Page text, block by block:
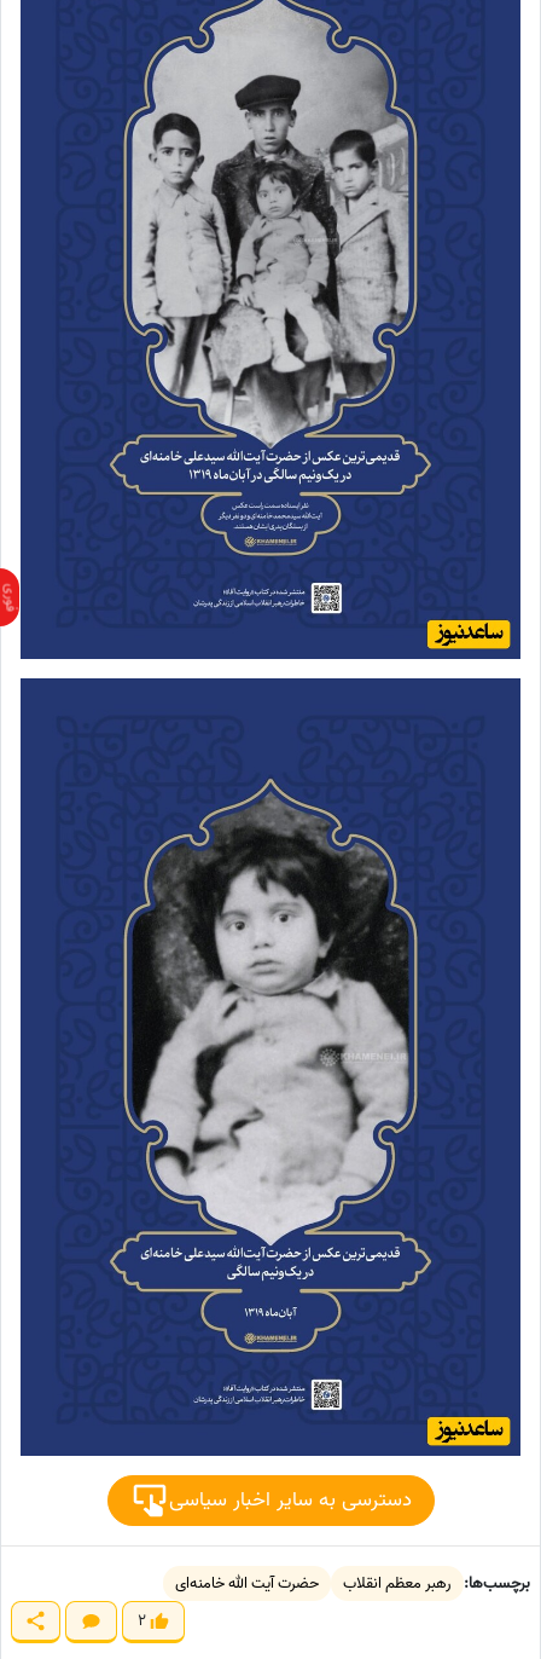
دسترسی به سایر اخبار سیاسی
برچسب‌ها: رهبر معظم انقلاب
حضرت آیت الله خامنه‌ای
2